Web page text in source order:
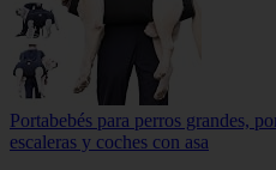
Portabebés para perros grandes,
escaleras y coches con asa